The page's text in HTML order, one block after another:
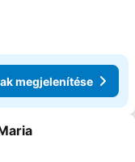
megjelenítése
a kedvencekhez